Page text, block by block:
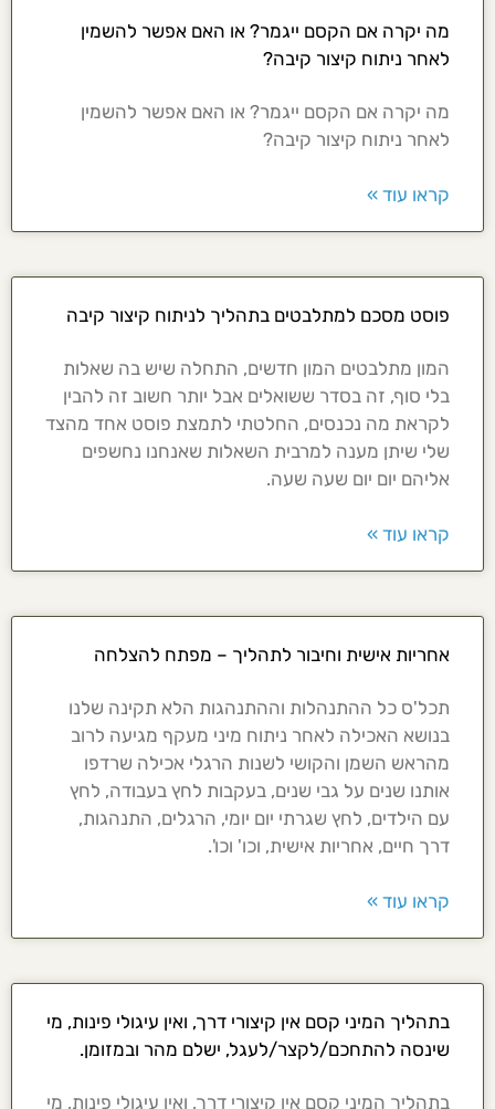
מה יקרה אם הקסם ייגמר? או האם אפשר להשמין
לאחר ניתוח קיצור קיבה?
מה יקרה אם הקסם ייגמר? או האם אפשר להשמין
לאחר ניתוח קיצור קיבה?
קראו עוד »
פוסט מסכם למתלבטים בתהליך לניתוח קיצור קיבה
המון מתלבטים המון חדשים, התחלה שיש בה שאלות
בלי סוף, זה בסדר ששואלים אבל יותר חשוב זה להבין
לקראת מה נכנסים, החלטתי לתמצת פוסט אחד מהצד
שלי שיתן מענה למרבית השאלות שאנחנו נחשפים
אליהם יום יום שעה שעה.
קראו עוד »
אחריות אישית וחיבור לתהליך – מפתח להצלחה
תכל'ס כל ההתנהלות וההתנהגות הלא תקינה שלנו
בנושא האכילה לאחר ניתוח מיני מעקף מגיעה לרוב
מהראש השמן והקושי לשנות הרגלי אכילה שרדפו
אותנו שנים על גבי שנים, בעקבות לחץ בעבודה, לחץ
עם הילדים, לחץ שגרתי יום יומי, הרגלים, התנהגות,
דרך חיים, אחריות אישית, וכו' וכו'.
קראו עוד »
בתהליך המיני קסם אין קיצורי דרך, ואין עיגולי פינות, מי
שינסה להתחכם/לקצר/לעגל, ישלם מהר ובמזומן.
בתהליך המיני קסם אין קיצורי דרך, ואין עיגולי פינות, מי